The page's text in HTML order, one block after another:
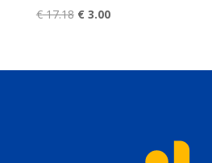
€17.18 Algne
€ 17.18.
€3.00Praegune
€ 3.00.